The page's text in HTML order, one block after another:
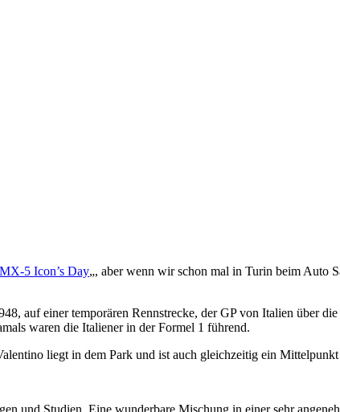
MX-5 Icon’s Day„, aber wenn wir schon mal in Turin beim Auto
auf einer temporären Rennstrecke, der GP von Italien über
waren die Italiener in der Formel 1 führend.
liegt in dem Park und ist auch gleichzeitig ein
und Studien. Eine wunderbare Mischung in einer sehr